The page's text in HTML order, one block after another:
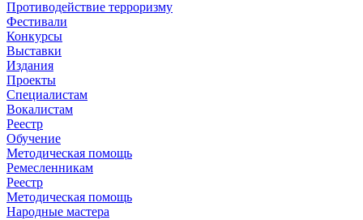
Противодействие терроризму
Фестивали
Конкурсы
Выставки
Издания
Проекты
Специалистам
Вокалистам
Реестр
Обучение
Методическая помощь
Ремесленникам
Реестр
Методическая помощь
Народные мастера